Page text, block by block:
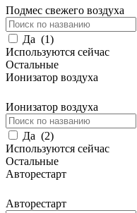
Подмес свежего воздуха
Да (1)
Используются сейчас
Остальные
Ионизатор воздуха
Ионизатор воздуха
Да (2)
Используются сейчас
Остальные
Авторестарт
Авторестарт